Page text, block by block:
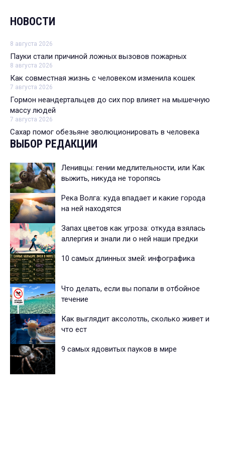
НОВОСТИ
8 августа 2026
Пауки стали причиной ложных вызовов пожарных
8 августа 2026
Как совместная жизнь с человеком изменила кошек
7 августа 2026
Гормон неандертальцев до сих пор влияет на мышечную
массу людей
7 августа 2026
Сахар помог обезьяне эволюционировать в человека
ВЫБОР РЕДАКЦИИ
Ленивцы: гении медлительности, или Как
выжить, никуда не торопясь
Река Волга: куда впадает и какие города
на ней находятся
Запах цветов как угроза: откуда взялась
аллергия и знали ли о ней наши предки
10 самых длинных змей: инфографика
Что делать, если вы попали в отбойное
течение
Как выглядит аксолотль, сколько живет и
что ест
9 самых ядовитых пауков в мире